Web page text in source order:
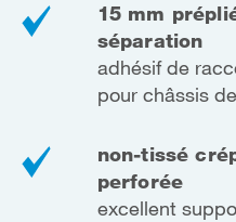
15 mm
séparation
adhésif de
pour châssis
non-tissé
perforée
excellent